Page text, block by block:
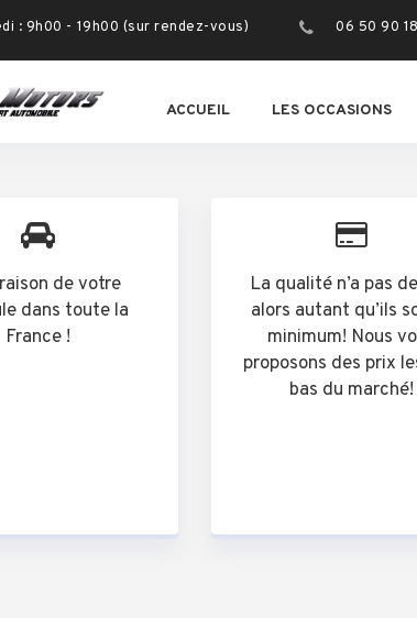
: 9h00 - 19h00 (sur rendez-vous) 06 50 90
ACCUEIL LES OCCASIONS
de votre
dans toute la
France !
La qualité n’a pas
alors autant qu’ils
minimum! Nous
proposons des prix
bas du marché!